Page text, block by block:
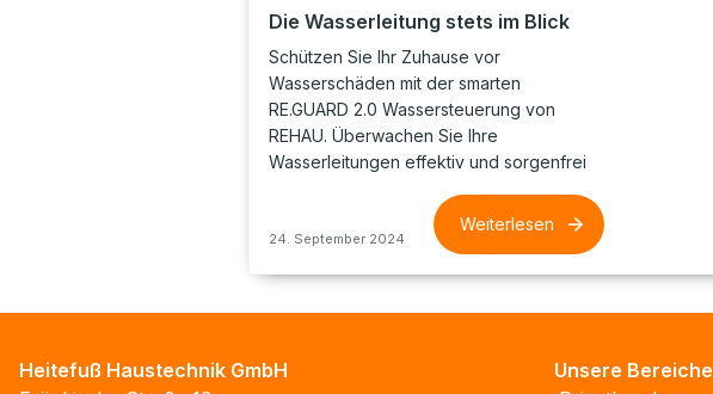
Die Wasserleitung stets im Blick
Schützen Sie Ihr Zuhause vor
Wasserschäden mit der smarten
RE.GUARD 2.0 Wassersteuerung von
REHAU. Überwachen Sie Ihre
Wasserleitungen effektiv und sorgenfrei
24. September 2024
Weiterlesen
Heitefuß Haustechnik GmbH
Unsere Bereiche